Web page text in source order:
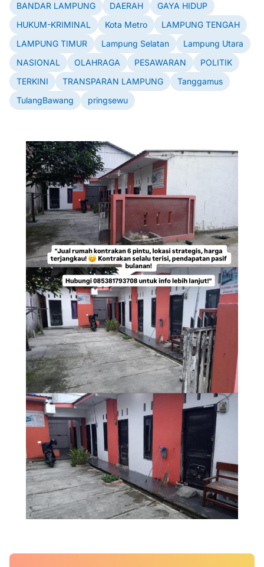
BANDAR LAMPUNG DAERAH
GAYA HIDUP
HUKUM-KRIMINAL
Kota Metro
LAMPUNG TENGAH
LAMPUNG TIMUR
Lampung Selatan
Lampung Utara
NASIONAL
OLAHRAGA PESAWARAN
POLITIK
TERKINI
TRANSPARAN LAMPUNG
Tanggamus
TulangBawang
pringsewu